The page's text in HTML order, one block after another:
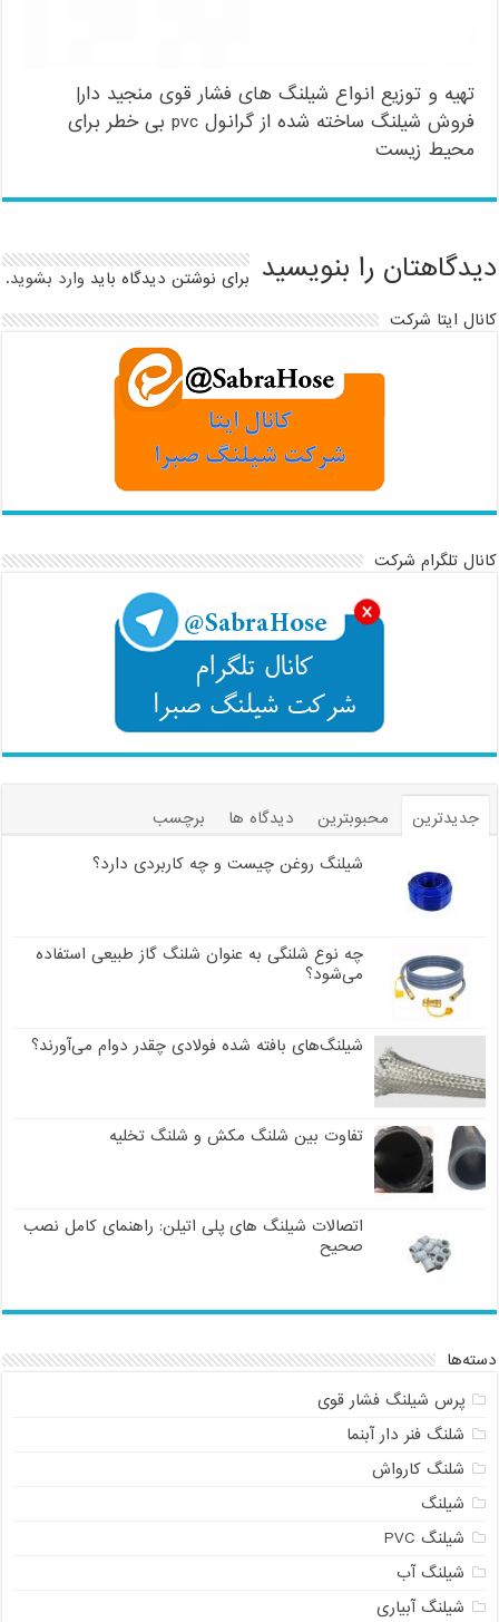
تهیه و توزیع انواع شیلنگ های فشار قوی منجید دار|
فروش شیلنگ ساخته شده از گرانول pvc بی خطر برای
محیط زیست
دیدگاهتان را بنویسید برای نوشتن دیدگاه باید وارد بشوید.
کانال ایتا شرکت
کانال تلگرام شرکت
جدیدترین محبوبترین دیدگاه ها
برچسب
شیلنگ روغن چیست و چه کاربردی دارد؟
چه نوع شلنگی به عنوان شلنگ گاز طبیعی استفاده
می‌شود؟
شیلنگ‌های بافته شده فولادی چقدر دوام می‌آورند؟
تفاوت بین شلنگ مکش و شلنگ تخلیه
اتصالات شیلنگ های پلی اتیلن: راهنمای کامل نصب
صحیح
دسته‌ها
پرس شیلنگ فشار قوی
شلنگ فنر دار آبنما
شلنگ کارواش
شیلنگ
شیلنگ PVC
شیلنگ آب
شیلنگ آبیاری